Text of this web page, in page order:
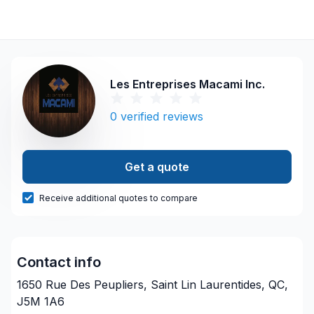
Les Entreprises Macami Inc.
0 verified reviews
Get a quote
Receive additional quotes to compare
Contact info
1650 Rue Des Peupliers, Saint Lin Laurentides, QC,
J5M 1A6